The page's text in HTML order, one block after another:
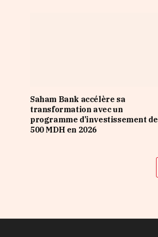
Saham Bank accélère sa
transformation avec un
programme d’investissement de
500 MDH en 2026